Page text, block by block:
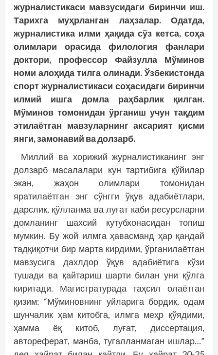
журналистикаси мавзусидаги биринчи иш.
Тарихга муҳрланган лаҳзалар. Одатда,
журналистика илми ҳақида сўз кетса, соҳа
олимлари орасида филология фанлари
доктори, профессор Файзулла Мўминов
номи алоҳида тилга олинади. Ўзбекистонда
спорт журналистикаси соҳасидаги биринчи
илмий ишга домла раҳбарлик қилган.
Мўминов томонидан ўрганиш учун тақдим
этилаётган мавзуларнинг аксарият қисми
янги, замонавий ва долзарб.
Миллий ва хорижий журналистиканинг энг
долзарб масалалари кун тартибига қўйилар
экан, жаҳон олимлари томонидан
яратилаётган энг сўнгги ўқув адабиётлари,
дарс­лик, қўлланма ва луғат каби ресурсларни
домланинг шахсий кутубхонасидан топиш
мумкин. Бу жой илмга ҳавасманд ҳар қандай
тадқиқотчи бир марта кирдими, ўрганилаётган
мавзусига дахлдор ўқув адабиётига кўзи
тушади ва қайтариш шарти билан уни қўлга
киритади. Магистратурада таҳсил олаётган
қизим: “Мўминовнинг уйларига бордик, одам
шунчалик ҳам китобга, илмга меҳр қўядими,
ҳамма ёқ китоб, луғат, диссертация,
автореферат, манба, тугалланмаган ишлар…”